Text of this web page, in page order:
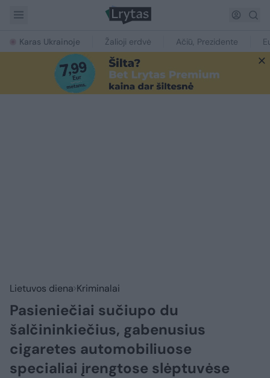
Karas Ukrainoje Žalioji erdvė Ačiū, Prezidente
Lietuvos diena Kriminalai
Pasieniečiai sučiupo du
šalčininkiečius, gabenusius
cigaretes automobiliuose
specialiai įrengtose slėptuvėse